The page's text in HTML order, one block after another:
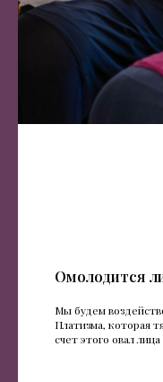
Омолодится
Мы будем
Платизма, которая
счет этого овал